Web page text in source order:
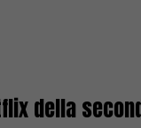
della